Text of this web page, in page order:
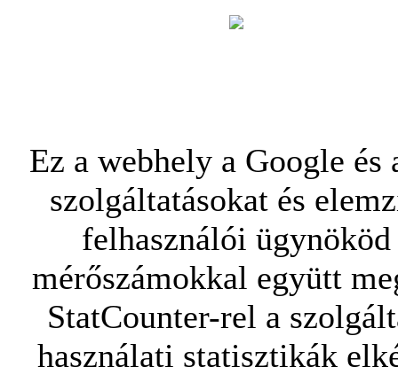
Ez a webhely a Google
szolgáltatásokat és
felhasználói
mérőszámokkal együtt
StatCounter-rel a
használati statisztikák